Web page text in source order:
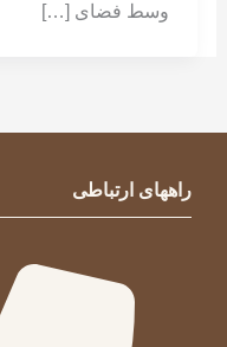
وسط فضای […]
راههای ارتباطی